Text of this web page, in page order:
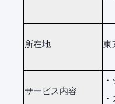
所在地 東
サービス内容